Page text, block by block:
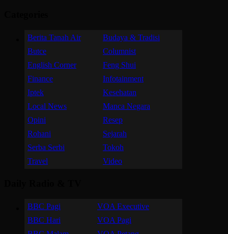
Berita Tanah Air
Budaya & Tradisi
Butce
Columnist
English Corner
Feng Shui
Finance
Infotainment
Iptek
Kesehatan
Local News
Manca Negara
Opini
Resep
Rohani
Sejarah
Serba Serbi
Tokoh
Travel
Video
BBC Pagi
VOA Executive
BBC Hari
VOA Pagi